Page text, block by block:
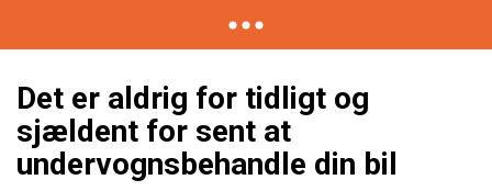
Det er aldrig for tidligt og
sjældent for sent at
undervognsbehandle din bil